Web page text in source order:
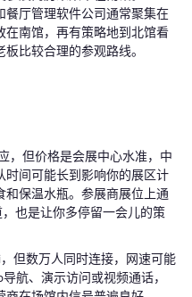
餐厅管理软件公司通常聚集在
在南馆，再有策略地到北馆看
比较合理的参观路线。
，但价格是会展中心水准，中
时间可能长到影响你的展区计
保温水瓶。参展商展位上通
也是让你多停留一会儿的策
但数万人同时连接，网速可能
航、演示访问或视频通话，